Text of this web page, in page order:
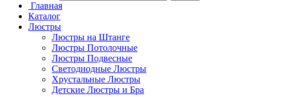
Главная
Каталог
Люстры
Люстры на Штанге
Люстры Потолочные
Люстры Подвесные
Светодиодные Люстры
Хрустальные Люстры
Детские Люстры и Бра